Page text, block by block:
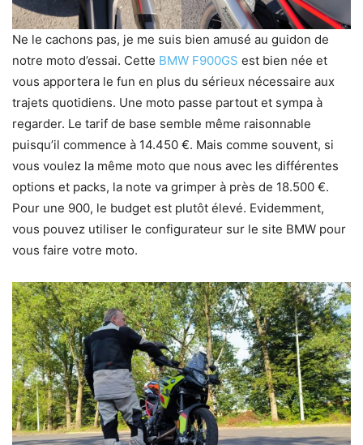
Ne le cachons pas, je me suis bien amusé au guidon de
notre moto d’essai. Cette BMW F900GS est bien née et
vous apportera le fun en plus du sérieux nécessaire aux
trajets quotidiens. Une moto passe partout et sympa à
regarder. Le tarif de base semble même raisonnable
puisqu’il commence à 14.450 €. Mais comme souvent, si
vous voulez la même moto que nous avec les différentes
options et packs, la note va grimper à près de 18.500 €.
Pour une 900, le budget est plutôt élevé. Evidemment,
vous pouvez utiliser le configurateur sur le site BMW pour
vous faire votre moto.